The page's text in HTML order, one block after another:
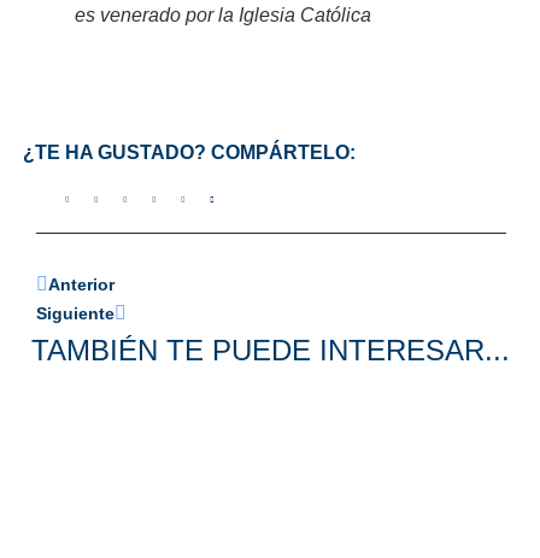
es venerado por la Iglesia Católica
¿TE HA GUSTADO? COMPÁRTELO:
Anterior
Siguiente
TAMBIÉN TE PUEDE INTERESAR...